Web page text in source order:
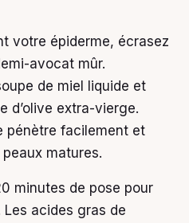
votre épiderme, écrasez
avocat mûr.
de miel liquide et
d’olive extra-vierge.
pénètre facilement et
matures.
minutes de pose pour
acides gras de